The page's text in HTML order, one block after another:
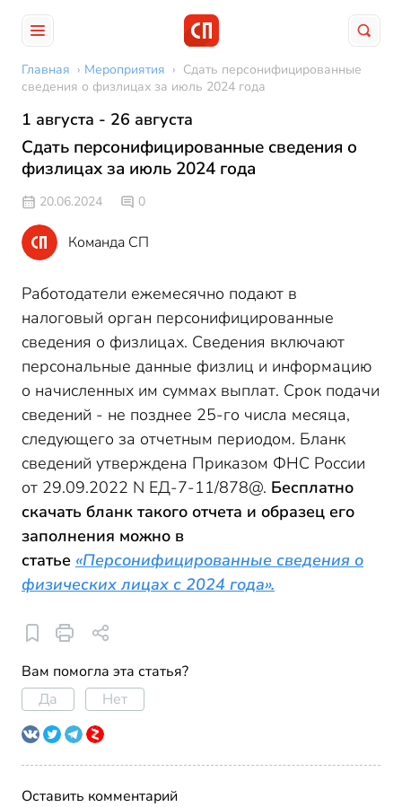
Главная › Мероприятия › Сдать персонифицированные
сведения о физлицах за июль 2024 года
1 августа - 26 августа
Сдать персонифицированные сведения о
физлицах за июль 2024 года
20.06.2024 0
Команда СП
Работодатели ежемесячно подают в
налоговый орган персонифицированные
сведения о физлицах. Сведения включают
персональные данные физлиц и информацию
о начисленных им суммах выплат. Срок подачи
сведений - не позднее 25-го числа месяца,
следующего за отчетным периодом. Бланк
сведений утверждена Приказом ФНС России
от 29.09.2022 N ЕД-7-11/878@. Бесплатно
скачать бланк такого отчета и образец его
заполнения можно в
статье «Персонифицированные сведения о
физических лицах с 2024 года».
Вам помогла эта статья?
Да
Нет
Оставить комментарий